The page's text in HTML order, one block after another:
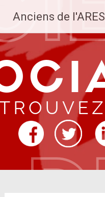
contenu
principal
Anciens de l'ARES